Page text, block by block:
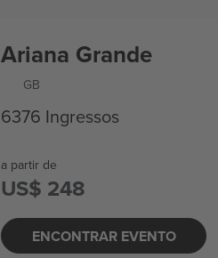
Ariana Grande
GB
6376 Ingressos
a partir de
US$ 248
ENCONTRAR EVENTO